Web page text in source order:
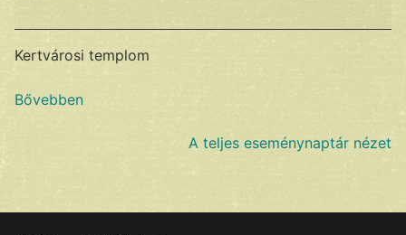
Kertvárosi templom
Bővebben
A teljes eseménynaptár nézet